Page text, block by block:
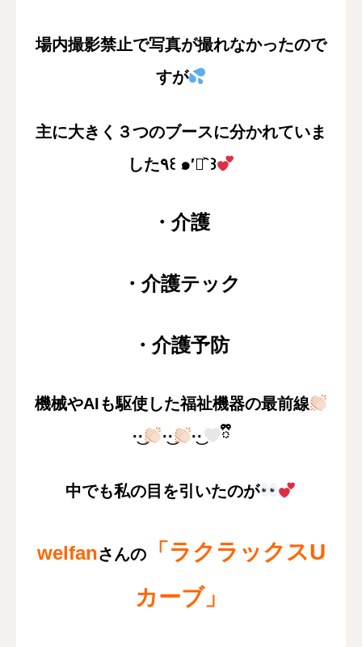
場内撮影禁止で写真が撮れなかったので
すが
主に大きく３つのブースに分かれていま
した٩꒰ ๑′◡͐`꒱
・介護
・介護テック
・介護予防
機械やAIも駆使した福祉機器の最前線
·͜·
·͜· ·͜· ྀི
中でも私の目を引いたのが
welfanさんの「ラクラックスU
カーブ」